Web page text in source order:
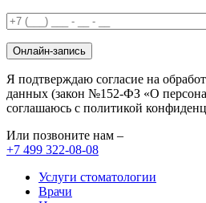
Онлайн-запись
Я подтверждаю согласие на
данных (закон №152-ФЗ «О
соглашаюсь с политикой
Или позвоните нам –
+7 499 322-08-08
Услуги стоматологии
Врачи